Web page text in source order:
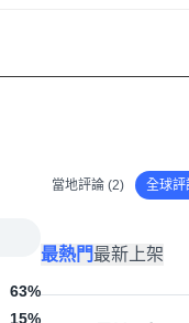
63%
15%
當地評論 (2) 全球
最熱門最新上架